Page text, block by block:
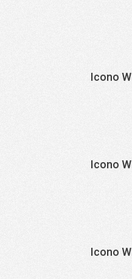
Icono
Icono
Icono